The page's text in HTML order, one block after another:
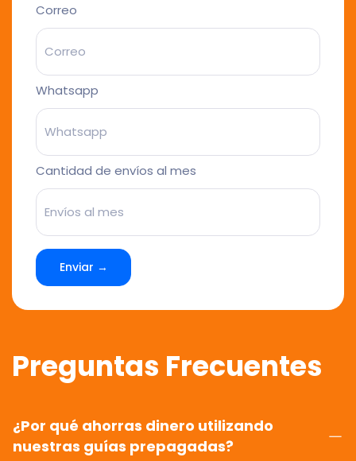
Correo
Whatsapp
Cantidad de envíos al mes
Enviar →
Preguntas Frecuentes
¿Por qué ahorras dinero utilizando
nuestras guías prepagadas?